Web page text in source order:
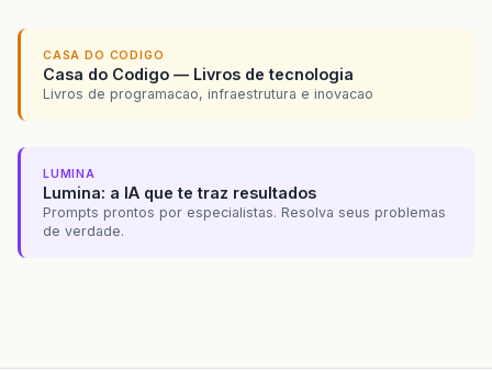
CASA DO CODIGO
Casa do Codigo — Livros de tecnologia
Livros de programacao, infraestrutura e inovacao
LUMINA
Lumina: a IA que te traz resultados
Prompts prontos por especialistas. Resolva seus problemas
de verdade.